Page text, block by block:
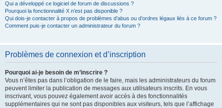
Qui a développé ce logiciel de forum de discussions ?
Pourquoi la fonctionnalité X n’est pas disponible ?
Qui dois-je contacter à propos de problèmes d’abus ou d’ordres légaux liés à ce forum ?
Comment puis-je contacter un administrateur du forum ?
Problèmes de connexion et d’inscription
Pourquoi ai-je besoin de m’inscrire ?
Vous n’êtes pas dans l’obligation de le faire, mais les administrateurs du forum
peuvent limiter la publication de messages aux utilisateurs inscrits. En vous
inscrivant, vous pouvez également avoir accès à des fonctionnalités
supplémentaires qui ne sont pas disponibles aux visiteurs, tels que l’affichage